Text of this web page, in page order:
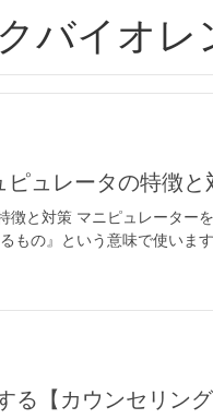
バイオレ
ピュレータの特徴と
と対策 マニピュレーター
もの』という意味で使いま
る【カウンセリン